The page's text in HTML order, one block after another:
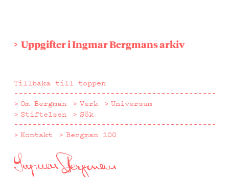
Uppgifter i Ingmar Bergmans arkiv
Tillbaka till toppen
Om Bergman
Verk
Universum
Stiftelsen
Sök
Kontakt
Bergman 100